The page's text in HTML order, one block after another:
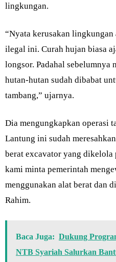
lingkungan.
“Nyata kerusakan lingkungan
ilegal ini. Curah hujan biasa
longsor. Padahal sebelumnya
hutan-hutan sudah dibabat
tambang,” ujarnya.
Dia mengungkapkan operasi
Lantung ini sudah
berat excavator yang dikelola
kami minta pemerintah
menggunakan alat berat dan
Rahim.
Baca Juga: Dukung
NTB Syariah Salurkan